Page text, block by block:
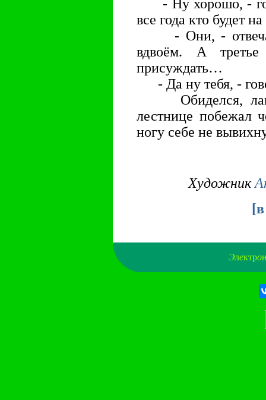
- Ну хорошо, -
все года кто будет
- Они, -
вдвоём. А
присуждать…
- Да ну тебя, -
Обиделся,
лестнице побежал
ногу себе не
Художник
[
Электро